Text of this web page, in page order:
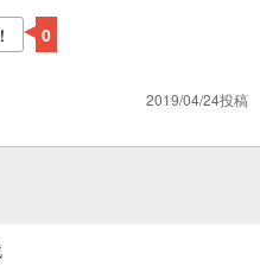
0
2019/04/24投稿